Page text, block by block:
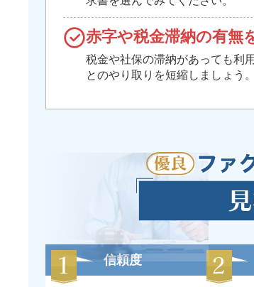
赤字や税金滞納の有無
税金や社保の滞納があっても利
とのやり取りを短縮しましょう。
信頼度